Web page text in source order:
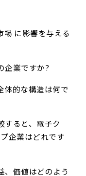
場 に影響を与える
企業ですか?
体的な構造は何で
すると、電子ク
企業はどれです
、価値はどのよう